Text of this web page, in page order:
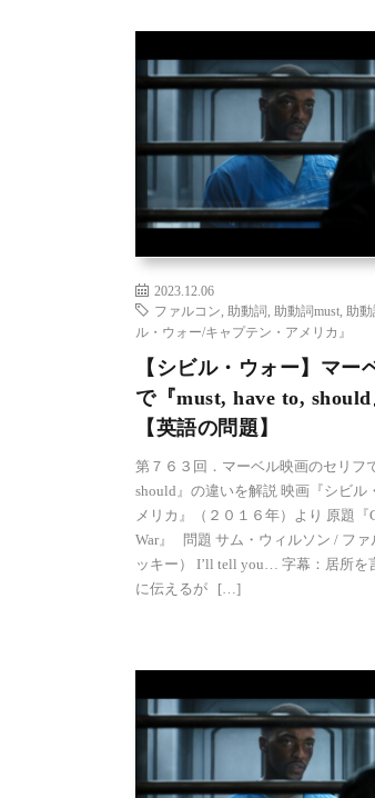
2023.12.06
ファルコン 助動詞 助動詞must 助動
ル・ウォー/キャプテン・アメリカ』
【シビル・ウォー】マー
で『must, have to,
【英語の問題】
第７６３回．マーベル映画のセリフ
should』の違いを解説 映画『シビル
メリカ』（２０１６年）より 原題『
War』 問題 サム・ウィルソン / フ
ッキー） I’ll tell you… 字幕：居所
に伝えるが […]